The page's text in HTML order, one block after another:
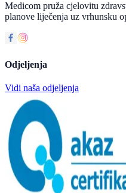
Medicom pruža cjelovitu
planove liječenja uz vrhunsku
Odjeljenja
Vidi naša odjeljenja